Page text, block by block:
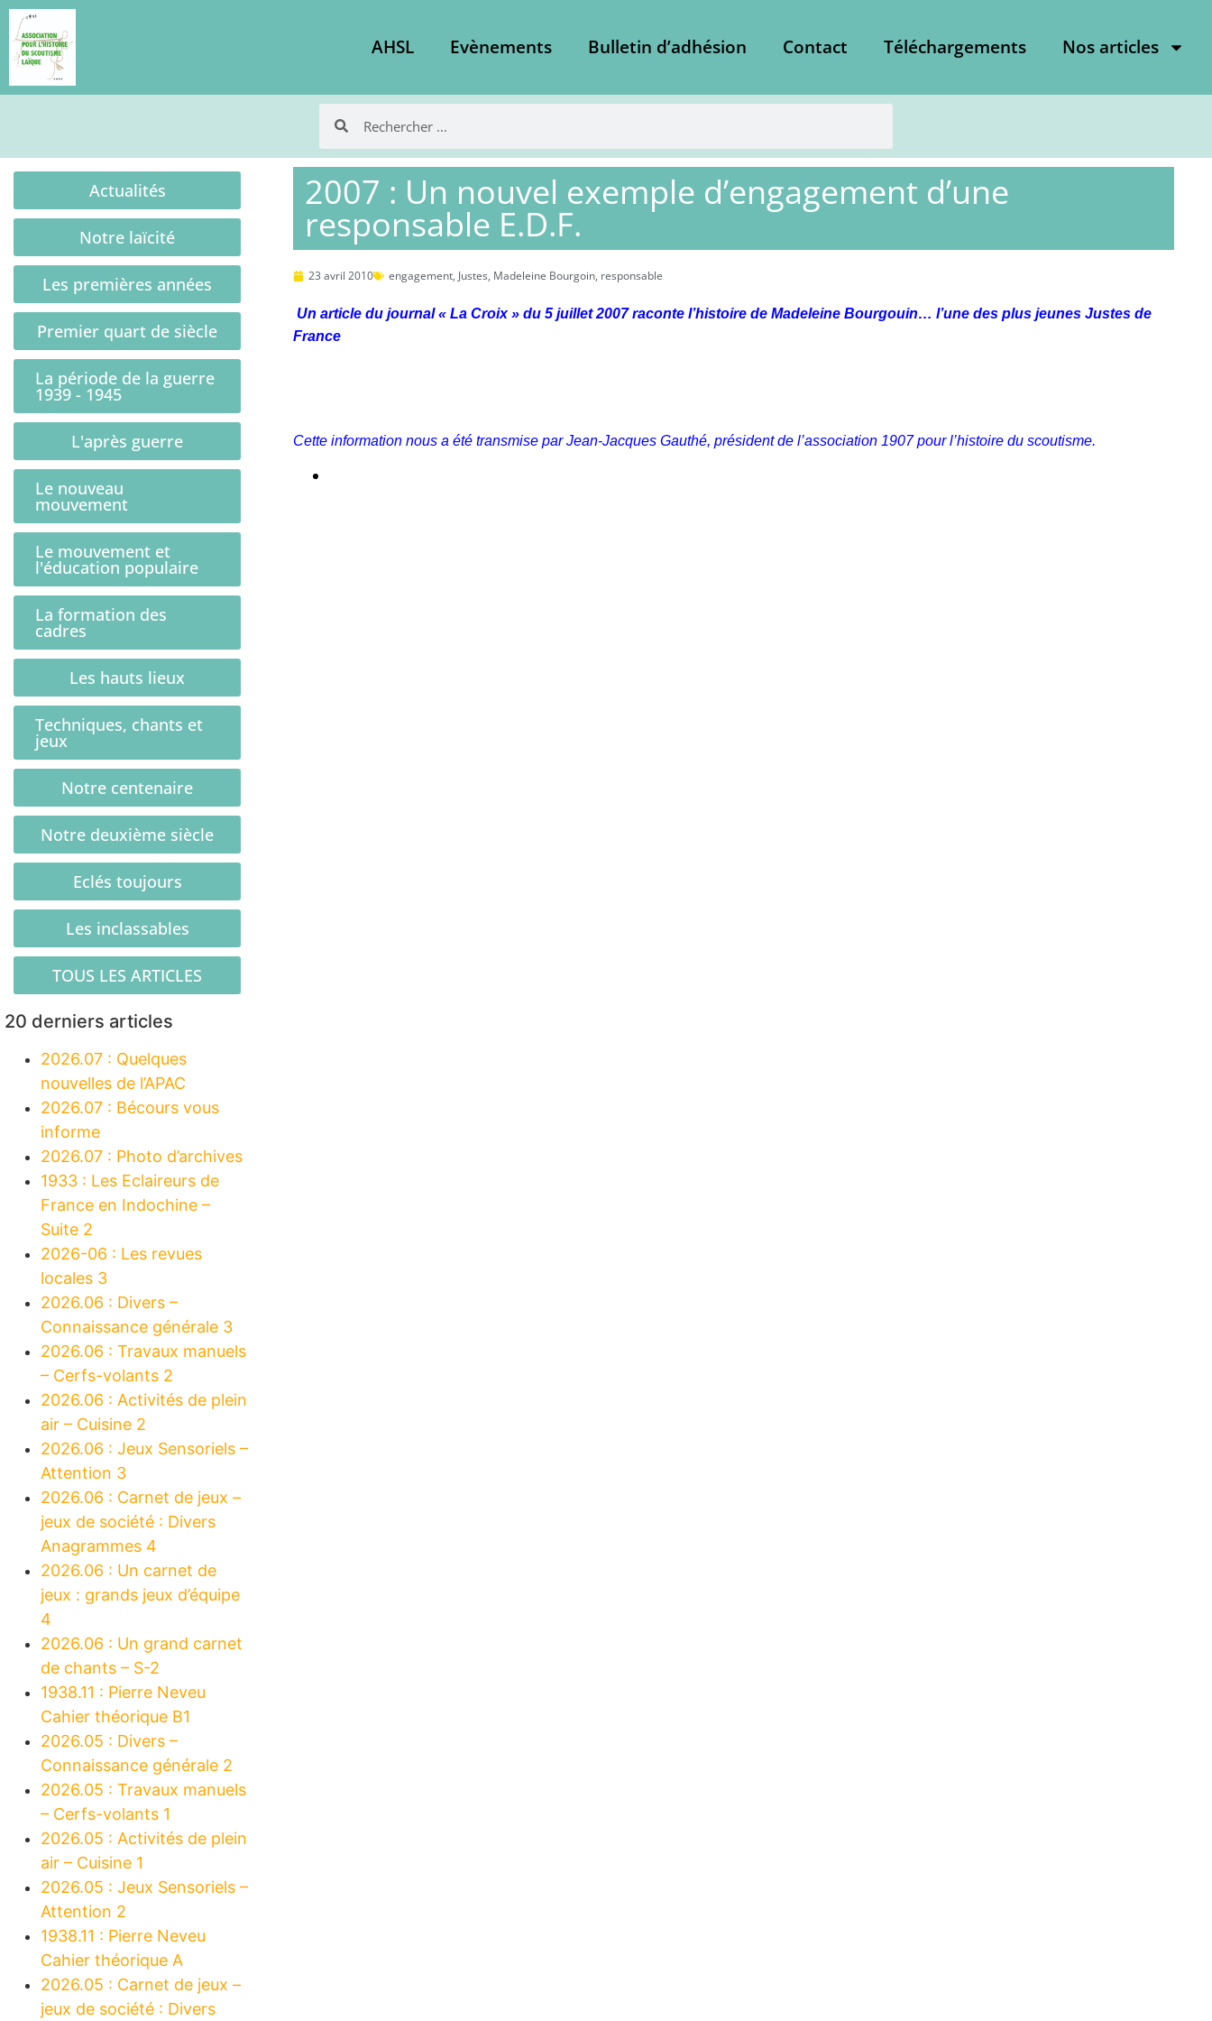
AHSL Evènements Bulletin d’adhésion Contact Téléchargements Nos articles
Actualités
Notre laïcité
Les premières années
Premier quart de siècle
La période de la guerre
1939 - 1945
L'après guerre
Le nouveau
mouvement
Le mouvement et
l'éducation populaire
La formation des
cadres
Les hauts lieux
Techniques, chants et
jeux
Notre centenaire
Notre deuxième siècle
Eclés toujours
Les inclassables
TOUS LES ARTICLES
20 derniers articles
2026.07 : Quelques
nouvelles de l’APAC
2026.07 : Bécours vous
informe
2026.07 : Photo d’archives
1933 : Les Eclaireurs de
France en Indochine –
Suite 2
2026-06 : Les revues
locales 3
2026.06 : Divers –
Connaissance générale 3
2026.06 : Travaux manuels
– Cerfs-volants 2
2026.06 : Activités de plein
air – Cuisine 2
2026.06 : Jeux Sensoriels –
Attention 3
2026.06 : Carnet de jeux –
jeux de société : Divers
Anagrammes 4
2026.06 : Un carnet de
jeux : grands jeux d’équipe
4
2026.06 : Un grand carnet
de chants – S-2
1938.11 : Pierre Neveu
Cahier théorique B1
2026.05 : Divers –
Connaissance générale 2
2026.05 : Travaux manuels
– Cerfs-volants 1
2026.05 : Activités de plein
air – Cuisine 1
2026.05 : Jeux Sensoriels –
Attention 2
1938.11 : Pierre Neveu
Cahier théorique A
2026.05 : Carnet de jeux –
jeux de société : Divers
2007 : Un nouvel exemple d’engagement d’une
responsable E.D.F.
23 avril 2010 engagement, Justes, Madeleine Bourgoin, responsable
Un article du journal « La Croix » du 5 juillet 2007 raconte l’histoire de Madeleine Bourgouin… l’une des plus jeunes Justes de
France
Cette information nous a été transmise par Jean-Jacques Gauthé, président de l’association 1907 pour l’histoire du scoutisme.